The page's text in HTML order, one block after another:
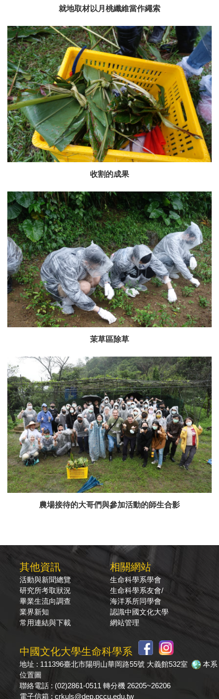
就地取材以月桃纖維當作繩索
收割的成果
茉草區除草
農場接待的大哥們與參加活動的師生合影
其他資訊
活動與新聞總覽
研究所考取狀況
畢業生流向調查
業界新知
常用連結與下載
相關網站
生命科學系學會
生命科學系友會/
海洋系所同學會
認識中國文化大學
網站管理
中國文化大學生命科學系
地址 : 111396臺北市陽明山華岡路55號 大義館532室
本系
位置圖
聯絡電話 : (02)2861-0511 轉分機 26205~26206
電子信箱 : crkuls@dep.pccu.edu.tw